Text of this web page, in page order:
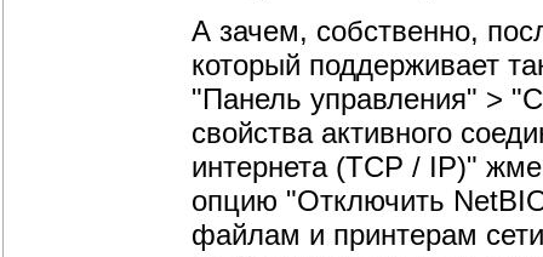
А зачем, собственно,
который поддерживает
"Панель управления" >
свойства активного
интернета (TCP / IP)"
опцию "Отключить
файлам и принтерам